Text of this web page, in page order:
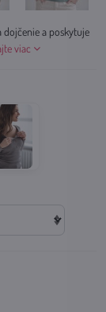
a poskytuje
viac